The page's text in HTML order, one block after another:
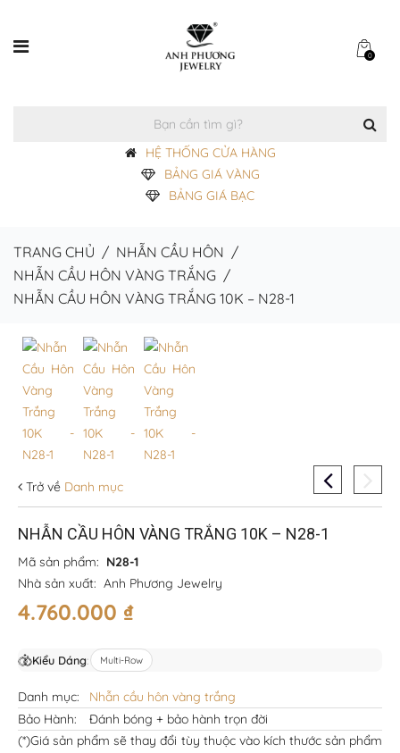
0
HỆ THỐNG CỬA HÀNG
BẢNG GIÁ VÀNG
BẢNG GIÁ BẠC
TRANG CHỦ / NHẪN CẦU HÔN /
NHẪN CẦU HÔN VÀNG TRẮNG /
NHẪN CẦU HÔN VÀNG TRẮNG 10K – N28-1
Trở về Danh mục
NHẪN CẦU HÔN VÀNG TRẮNG 10K – N28-1
Mã sản phẩm: N28-1
Nhà sản xuất: Anh Phương Jewelry
4.760.000 ₫
Kiểu Dáng: Multi-Row
Danh mục:
Nhẫn cầu hôn vàng trắng
Bảo Hành:
Đánh bóng + bảo hành trọn đời
(*)Giá sản phẩm sẽ thay đổi tùy thuộc vào kích thước sản phẩm